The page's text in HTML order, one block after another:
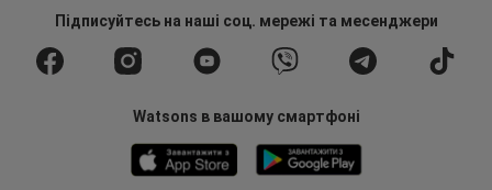
Підписуйтесьна наші соц. мережі та месенджери
Watsons в вашому смартфоні